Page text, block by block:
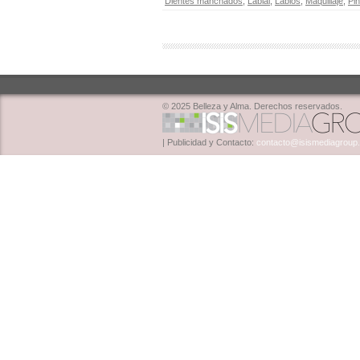
© 2025 Belleza y Alma. Derechos reservados.
| Publicidad y Contacto: